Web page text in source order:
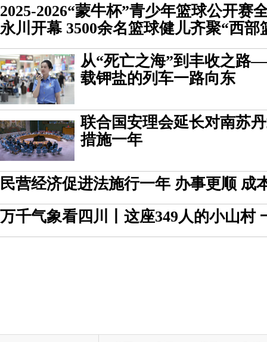
2025-2026“蒙牛杯”青少年篮球公开赛
永川开幕 3500余名篮球健儿齐聚“西部
从“死亡之海”到丰收之路
载钾盐的列车一路向东
联合国安理会延长对南苏
措施一年
民营经济促进法施行一年 办事更顺 成
万千气象看四川丨这座349人的小山村